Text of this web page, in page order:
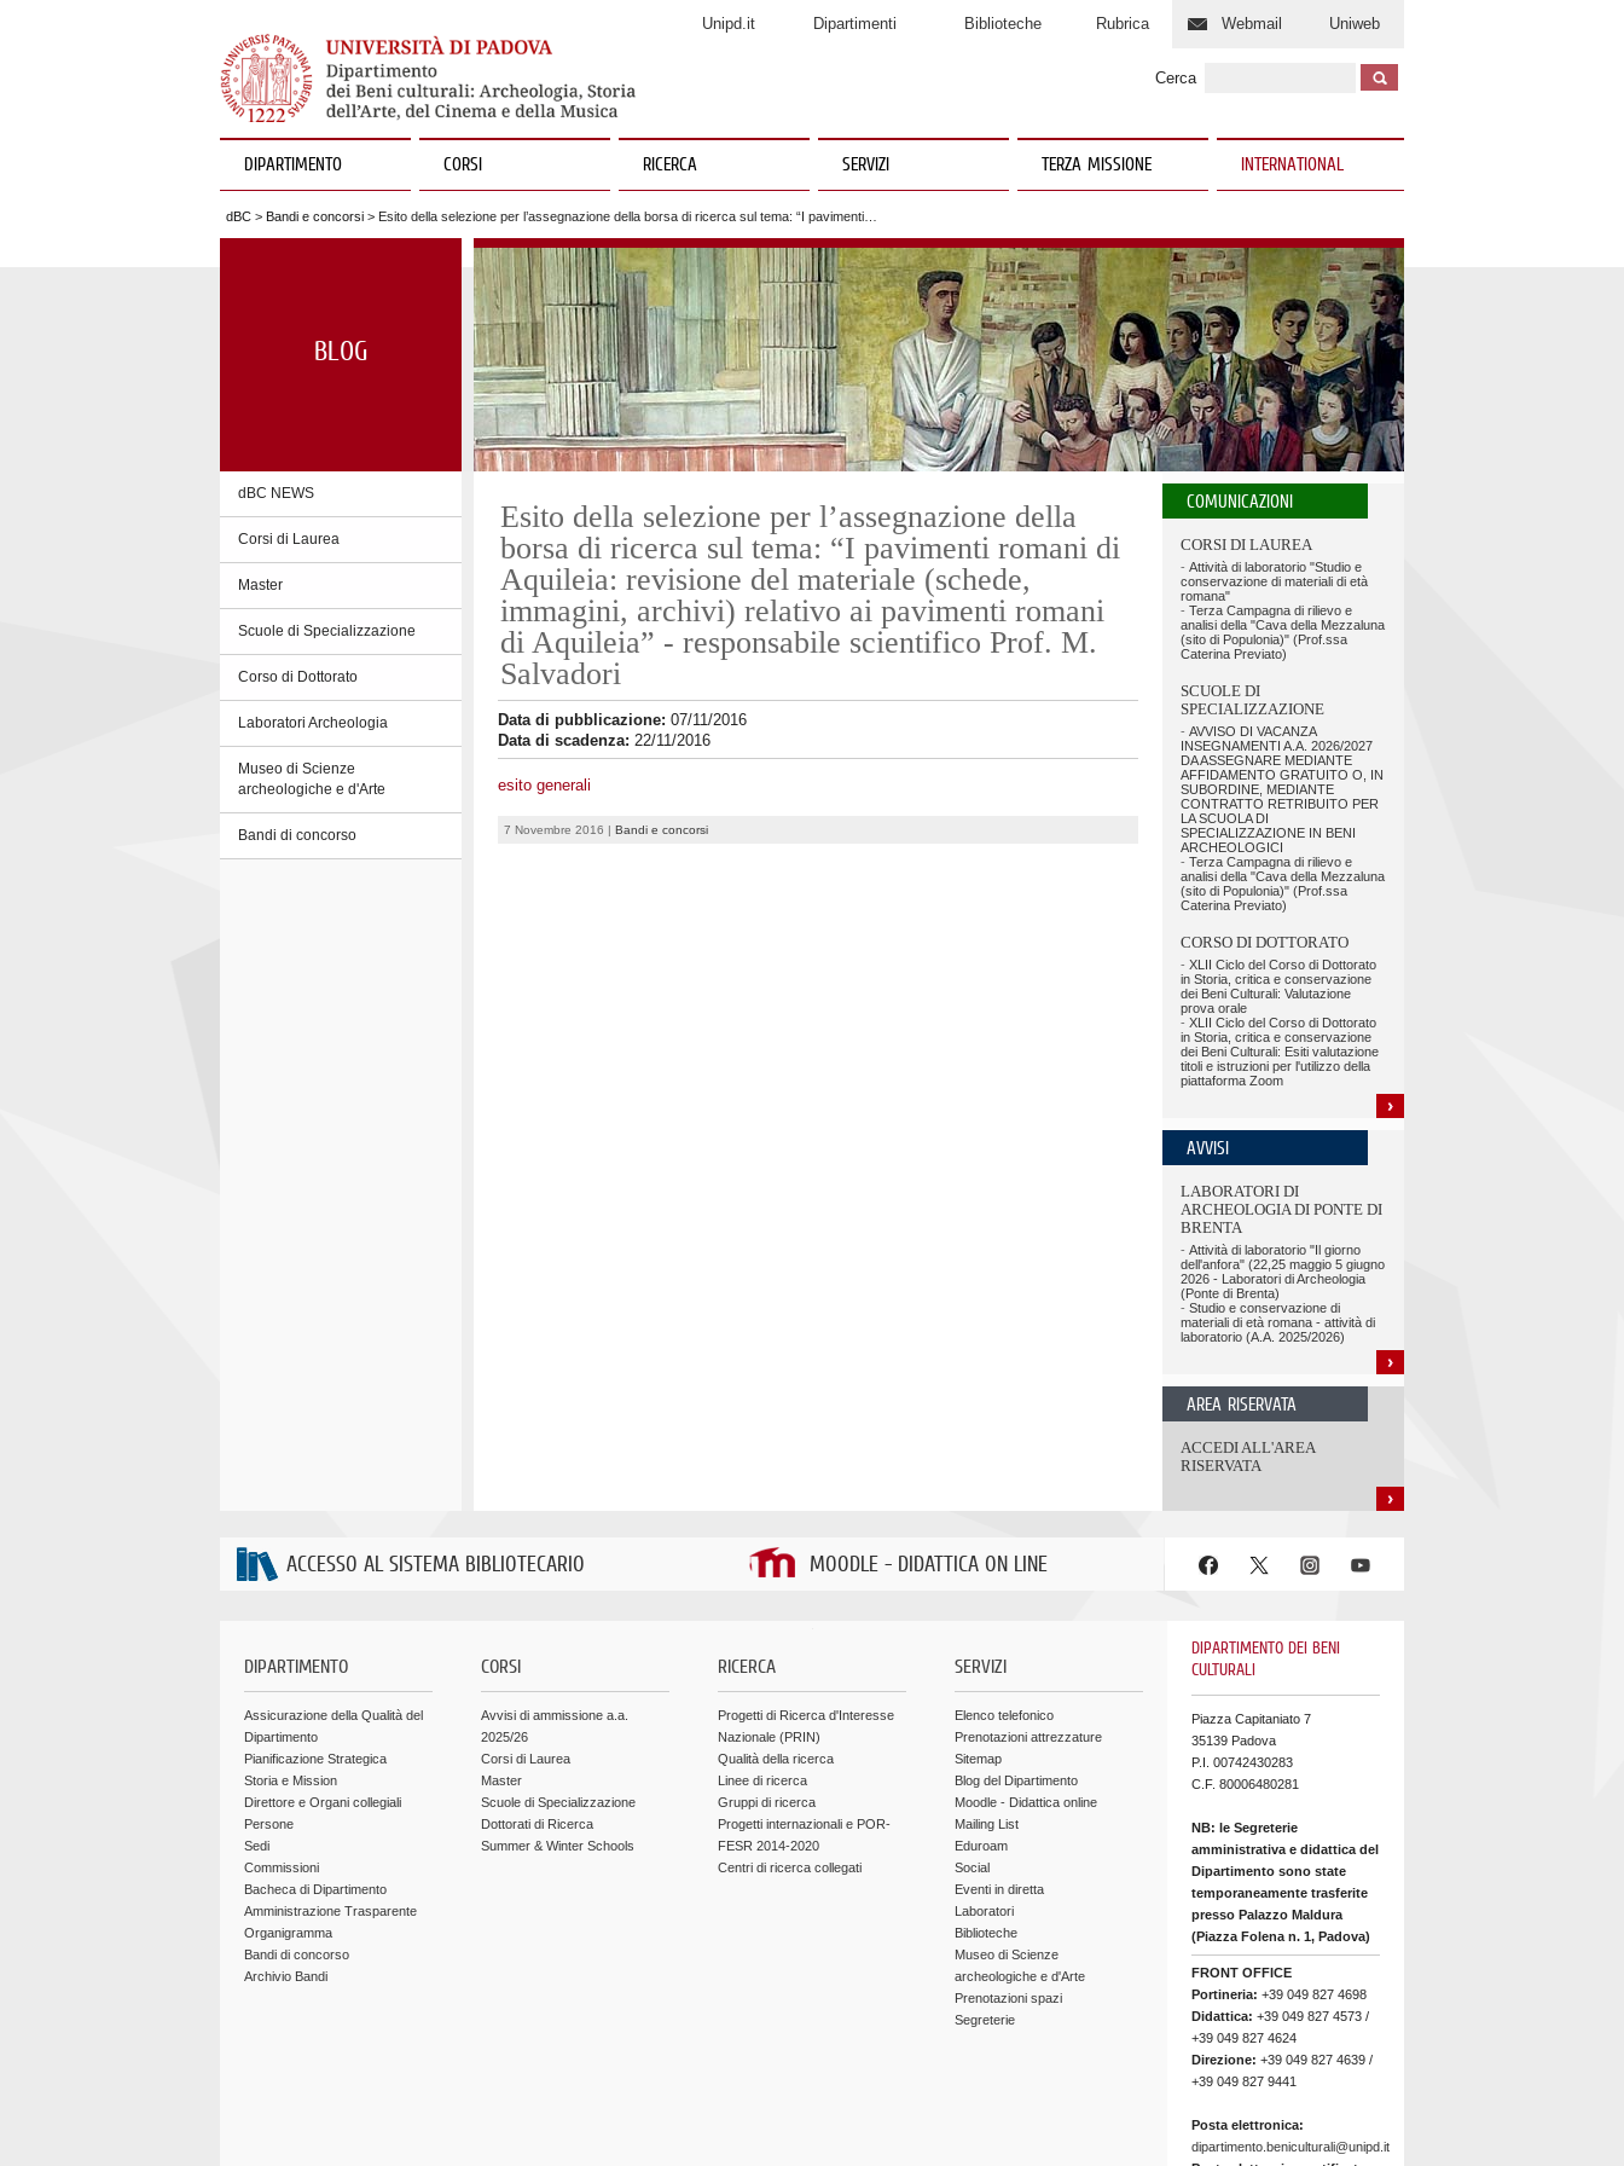
Unipd.it Dipartimenti Biblioteche Rubrica Webmail Uniweb
Cerca
DIPARTIMENTO CORSI RICERCA SERVIZI TERZA MISSIONE INTERNATIONAL
dBC > Bandi e concorsi > Esito della selezione per l’assegnazione della borsa di ricerca sul tema: “I pavimenti…
BLOG
dBC NEWS
Corsi di Laurea
Master
Scuole di Specializzazione
Corso di Dottorato
Laboratori Archeologia
Museo di Scienze
archeologiche e d'Arte
Bandi di concorso
Esito della selezione per l’assegnazione della
borsa di ricerca sul tema: “I pavimenti romani di
Aquileia: revisione del materiale (schede,
immagini, archivi) relativo ai pavimenti romani
di Aquileia” - responsabile scientifico Prof. M.
Salvadori
Data di pubblicazione: 07/11/2016
Data di scadenza: 22/11/2016
esito generali
7 Novembre 2016 | Bandi e concorsi
COMUNICAZIONI
CORSI DI LAUREA
- Attività di laboratorio "Studio e
conservazione di materiali di età
romana"
- Terza Campagna di rilievo e
analisi della "Cava della Mezzaluna
(sito di Populonia)" (Prof.ssa
Caterina Previato)
SCUOLE DI
SPECIALIZZAZIONE
- AVVISO DI VACANZA
INSEGNAMENTI A.A. 2026/2027
DA ASSEGNARE MEDIANTE
AFFIDAMENTO GRATUITO O, IN
SUBORDINE, MEDIANTE
CONTRATTO RETRIBUITO PER
LA SCUOLA DI
SPECIALIZZAZIONE IN BENI
ARCHEOLOGICI
- Terza Campagna di rilievo e
analisi della "Cava della Mezzaluna
(sito di Populonia)" (Prof.ssa
Caterina Previato)
CORSO DI DOTTORATO
- XLII Ciclo del Corso di Dottorato
in Storia, critica e conservazione
dei Beni Culturali: Valutazione
prova orale
- XLII Ciclo del Corso di Dottorato
in Storia, critica e conservazione
dei Beni Culturali: Esiti valutazione
titoli e istruzioni per l'utilizzo della
piattaforma Zoom
AVVISI
LABORATORI DI
ARCHEOLOGIA DI PONTE DI
BRENTA
- Attività di laboratorio "Il giorno
dell'anfora" (22,25 maggio 5 giugno
2026 - Laboratori di Archeologia
(Ponte di Brenta)
- Studio e conservazione di
materiali di età romana - attività di
laboratorio (A.A. 2025/2026)
AREA RISERVATA
ACCEDI ALL'AREA
RISERVATA
ACCESSO AL SISTEMA BIBLIOTECARIO MOODLE - DIDATTICA ON LINE
DIPARTIMENTO
Assicurazione della Qualità del
Dipartimento
Pianificazione Strategica
Storia e Mission
Direttore e Organi collegiali
Persone
Sedi
Commissioni
Bacheca di Dipartimento
Amministrazione Trasparente
Organigramma
Bandi di concorso
Archivio Bandi
CORSI
Avvisi di ammissione a.a.
2025/26
Corsi di Laurea
Master
Scuole di Specializzazione
Dottorati di Ricerca
Summer & Winter Schools
RICERCA
Progetti di Ricerca d'Interesse
Nazionale (PRIN)
Qualità della ricerca
Linee di ricerca
Gruppi di ricerca
Progetti internazionali e POR-
FESR 2014-2020
Centri di ricerca collegati
SERVIZI
Elenco telefonico
Prenotazioni attrezzature
Sitemap
Blog del Dipartimento
Moodle - Didattica online
Mailing List
Eduroam
Social
Eventi in diretta
Laboratori
Biblioteche
Museo di Scienze
archeologiche e d'Arte
Prenotazioni spazi
Segreterie
DIPARTIMENTO DEI BENI
CULTURALI
Piazza Capitaniato 7
35139 Padova
P.I. 00742430283
C.F. 80006480281
NB: le Segreterie
amministrativa e didattica del
Dipartimento sono state
temporaneamente trasferite
presso Palazzo Maldura
(Piazza Folena n. 1, Padova)
FRONT OFFICE
Portineria: +39 049 827 4698
Didattica: +39 049 827 4573 /
+39 049 827 4624
Direzione: +39 049 827 4639 /
+39 049 827 9441
Posta elettronica:
dipartimento.beniculturali@unipd.it